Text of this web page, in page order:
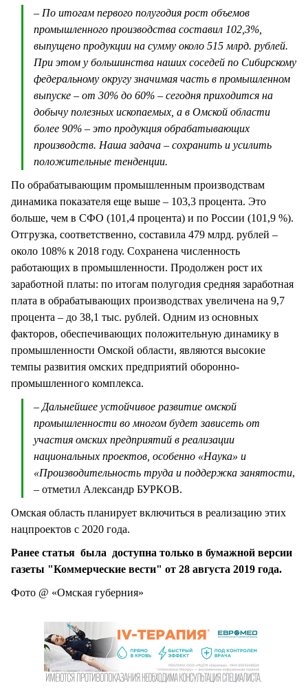
– По итогам первого полугодия рост объемов
промышленного производства составил 102,3%,
выпущено продукции на сумму около 515 млрд. рублей.
При этом у большинства наших соседей по Сибирскому
федеральному округу значимая часть в промышленном
выпуске – от 30% до 60% – сегодня приходится на
добычу полезных ископаемых, а в Омской области
более 90% – это продукция обрабатывающих
производств. Наша задача – сохранить и усилить
положительные тенденции.
По обрабатывающим промышленным производствам
динамика показателя еще выше – 103,3 процента. Это
больше, чем в СФО (101,4 процента) и по России (101,9 %).
Отгрузка, соответственно, составила 479 млрд. рублей –
около 108% к 2018 году. Сохранена численность
работающих в промышленности. Продолжен рост их
заработной платы: по итогам полугодия средняя заработная
плата в обрабатывающих производствах увеличена на 9,7
процента – до 38,1 тыс. рублей. Одним из основных
факторов, обеспечивающих положительную динамику в
промышленности Омской области, являются высокие
темпы развития омских предприятий оборонно-
промышленного комплекса.
– Дальнейшее устойчивое развитие омской
промышленности во многом будет зависеть от
участия омских предприятий в реализации
национальных проектов, особенно «Наука» и
«Производительность труда и поддержка занятости,
– отметил Александр БУРКОВ.
Омская область планирует включиться в реализацию этих
нацпроектов с 2020 года.
Ранее статья была доступна только в бумажной версии
газеты "Коммерческие вести" от 28 августа 2019 года.
Фото @ «Омская губерния»